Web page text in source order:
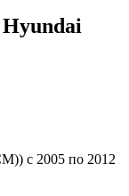
с 2005 по 2012